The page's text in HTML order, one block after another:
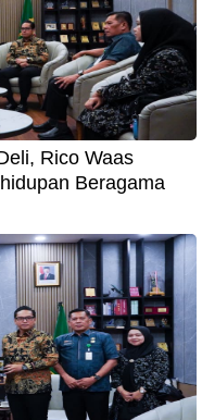
Rico Waas
Beragama